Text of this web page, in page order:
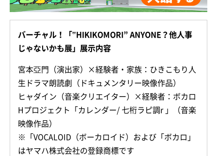
バーチャル！「‟HIKIKOMORI” ANYONE？他人事
じゃないかも展」展示内容
宮本亞門（演出家）×経験者・家族：ひきこもり人
生ドラマ朗読劇（ドキュメンタリー映像作品）
ヒャダイン（音楽クリエイター）×経験者：ボカロ
Hプロジェクト「カレンダー/ 七桁ラピ調r 」（音楽
映像作品）
※「VOCALOID（ボーカロイド）および「ボカロ」
はヤマハ株式会社の登録商標です